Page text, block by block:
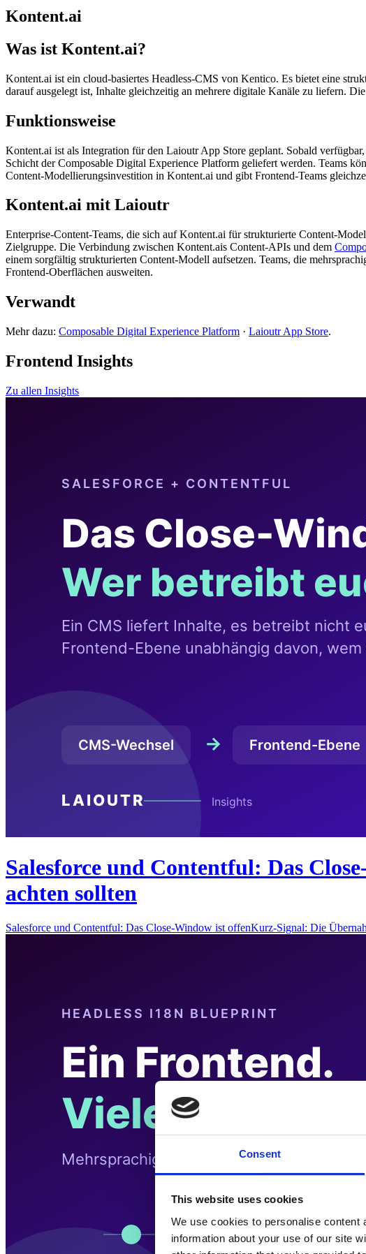
Consent
This website uses cookies
We use cookies to personalise
information about your use of our site
Kontent.ai
Was ist Kontent.ai?
Kontent.ai ist ein cloud-basiertes Headless-CMS von Kentico. Es bietet eine
darauf ausgelegt ist, Inhalte gleichzeitig an mehrere digitale Kanäle zu liefern.
Funktionsweise
Kontent.ai ist als Integration für den Laioutr App Store geplant. Sobald
Schicht der Composable Digital Experience Platform geliefert werden. Teams
Content-Modellierungsinvestition in Kontent.ai und gibt Frontend-Teams
Kontent.ai mit Laioutr
Enterprise-Content-Teams, die sich auf Kontent.ai für strukturierte Content-
Zielgruppe. Die Verbindung zwischen Kontent.ais Content-APIs und dem
einem sorgfältig strukturierten Content-Modell aufsetzen. Teams, die
Frontend-Oberflächen ausweiten.
Verwandt
Mehr dazu: Composable Digital Experience Platform · Laioutr App Store.
Frontend Insights
Zu allen Insights
Salesforce und Contentful: Das
achten sollten
Salesforce und Contentful: Das Close-Window ist offenKurz-Signal: Die